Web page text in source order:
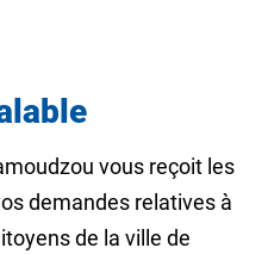
vous reçoit les
demandes relatives à
de la ville de